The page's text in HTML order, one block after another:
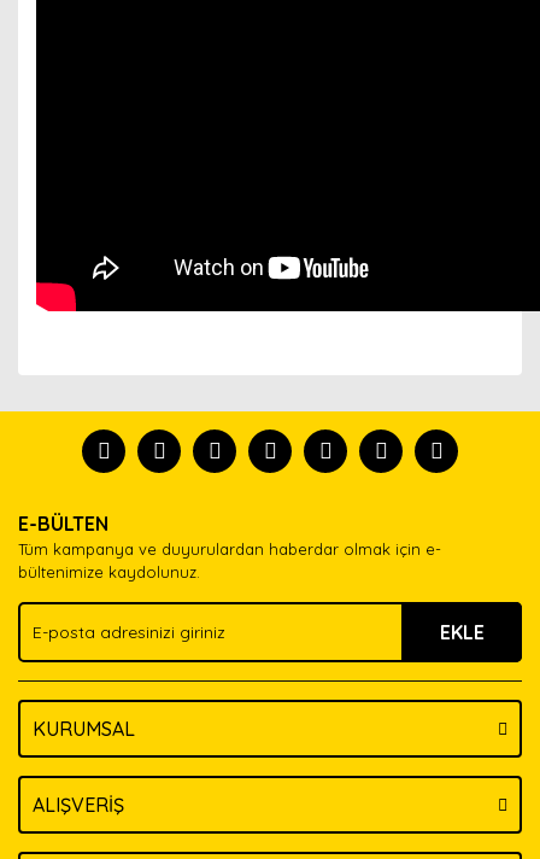
tanısın.
formunu kullanarak tarafımıza iletebilirsiniz.
Görüş ve önerileriniz için teşekkür ederiz.
Ürün açıklamasında eksik bilgiler bulunuyor.
Ürün bilgilerinde hatalar bulunuyor.
Ürün fiyatı diğer sitelerden daha pahalı.
Bu ürüne benzer farklı alternatifler olmalı.
E-BÜLTEN
Tüm kampanya ve duyurulardan haberdar olmak için e-
bültenimize kaydolunuz.
EKLE
KURUMSAL
ALIŞVERİŞ